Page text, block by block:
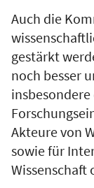
Auch die
gestärkt
noch besser
Akteure von
sowie für
Wissenschaft